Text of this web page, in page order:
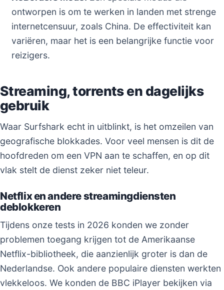
ontworpen is om te werken in landen met strenge
internetcensuur, zoals China. De effectiviteit kan
variëren, maar het is een belangrijke functie voor
reizigers.
Streaming, torrents en dagelijks
gebruik
Waar Surfshark echt in uitblinkt, is het omzeilen van
geografische blokkades. Voor veel mensen is dit de
hoofdreden om een VPN aan te schaffen, en op dit
vlak stelt de dienst zeker niet teleur.
Netflix en andere streamingdiensten
deblokkeren
Tijdens onze tests in 2026 konden we zonder
problemen toegang krijgen tot de Amerikaanse
Netflix-bibliotheek, die aanzienlijk groter is dan de
Nederlandse. Ook andere populaire diensten werkten
vlekkeloos. We konden de BBC iPlayer bekijken via